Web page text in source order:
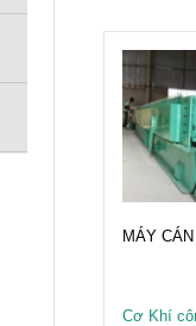
MÁY CÁN
Cơ Khí